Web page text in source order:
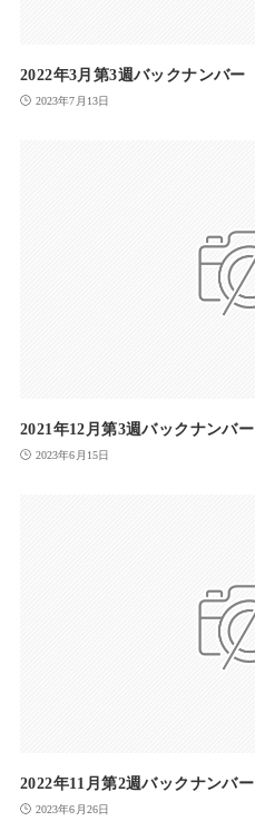
2022年3月第3週バックナンバー
2023年7月13日
2021年12月第3週バックナンバー
2023年6月15日
2022年11月第2週バックナンバー
2023年6月26日